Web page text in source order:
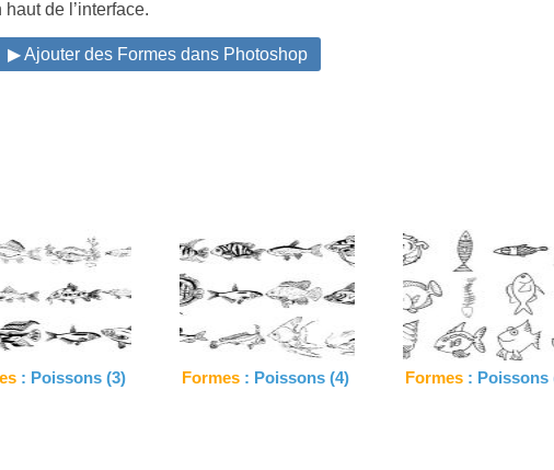
haut de l’interface.
▶ Ajouter des Formes dans Photoshop
: Poissons (3) Formes : Poissons (4) Formes : Poissons